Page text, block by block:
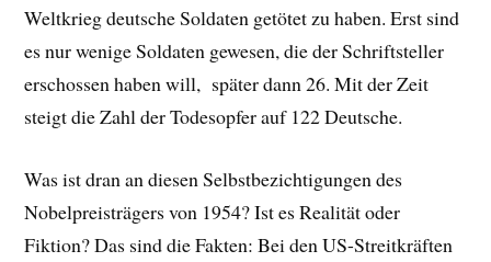
Weltkrieg deutsche Soldaten getötet zu haben. Erst sind
es nur wenige Soldaten gewesen, die der Schriftsteller
erschossen haben will, später dann 26. Mit der Zeit
steigt die Zahl der Todesopfer auf 122 Deutsche.
Was ist dran an diesen Selbstbezichtigungen des
Nobelpreisträgers von 1954? Ist es Realität oder
Fiktion? Das sind die Fakten: Bei den US-Streitkräften